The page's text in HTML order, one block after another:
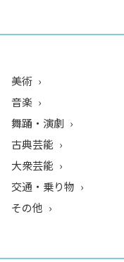
美術
音楽
舞踊・演劇
古典芸能
大衆芸能
交通・乗り物
その他